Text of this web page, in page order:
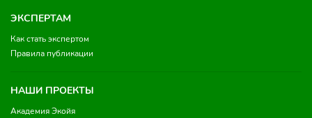
ЭКСПЕРТАМ
Как стать экспертом
Правила публикации
НАШИ ПРОЕКТЫ
Академия Экойя